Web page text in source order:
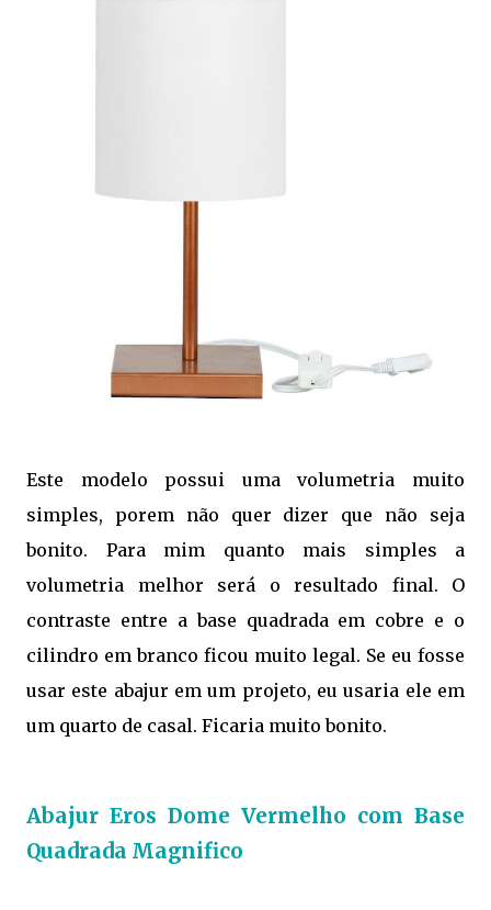
Este modelo possui uma volumetria muito
simples, porem não quer dizer que não seja
bonito. Para mim quanto mais simples a
volumetria melhor será o resultado final. O
contraste entre a base quadrada em cobre e o
cilindro em branco ficou muito legal. Se eu fosse
usar este abajur em um projeto, eu usaria ele em
um quarto de casal. Ficaria muito bonito.
Abajur Eros Dome Vermelho com Base
Quadrada Magnifico